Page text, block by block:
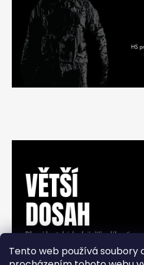
Tento web používá soubory
m